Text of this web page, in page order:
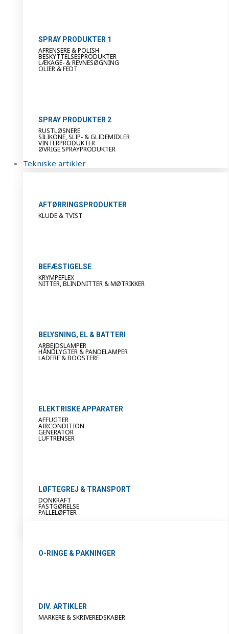
SPRAY PRODUKTER 1
AFRENSERE & POLISH
BESKYTTELSESPRODUKTER
LÆKAGE- & REVNESØGNING
OLIER & FEDT
SPRAY PRODUKTER 2
RUSTLØSNERE
SILIKONE, SLIP- & GLIDEMIDLER
VINTERPRODUKTER
ØVRIGE SPRAYPRODUKTER
Tekniske artikler
AFTØRRINGSPRODUKTER
KLUDE & TVIST
BEFÆSTIGELSE
KRYMPEFLEX
NITTER, BLINDNITTER & MØTRIKKER
BELYSNING, EL & BATTERI
ARBEJDSLAMPER
HÅNDLYGTER & PANDELAMPER
LADERE & BOOSTERE
ELEKTRISKE APPARATER
AFFUGTER
AIRCONDITION
GENERATOR
LUFTRENSER
LØFTEGREJ & TRANSPORT
DONKRAFT
FASTGØRELSE
PALLELØFTER
O-RINGE & PAKNINGER
DIV. ARTIKLER
MARKERE & SKRIVEREDSKABER